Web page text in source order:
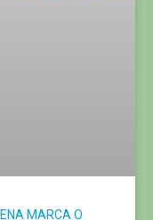
MARCA O